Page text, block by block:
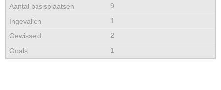
9
1
2
1